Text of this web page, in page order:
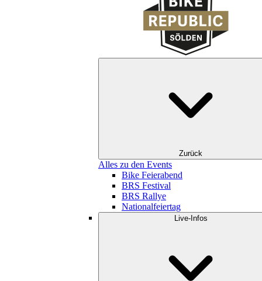
Zurück
Alles zu den Events
Bike Feierabend
BRS Festival
BRS Rallye
Nationalfeiertag
Live-Infos